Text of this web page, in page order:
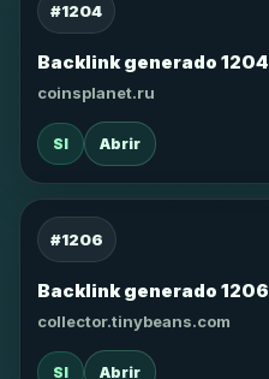
#1204
Backlink generado 1204
coinsplanet.ru
SI Abrir
#1206
Backlink generado 1206
collector.tinybeans.com
SI Abrir